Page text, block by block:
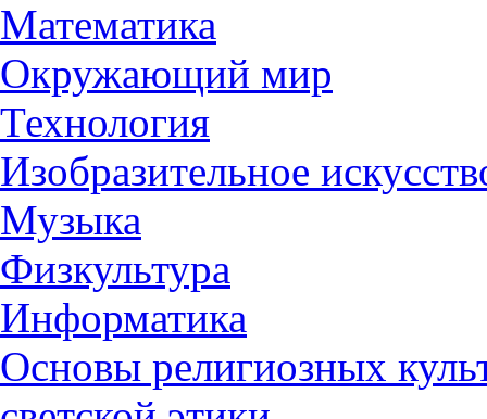
Математика
Окружающий мир
Технология
Изобразительное
Музыка
Физкультура
Информатика
Основы религиозных